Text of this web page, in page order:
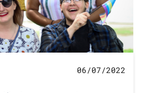
06/07/2022